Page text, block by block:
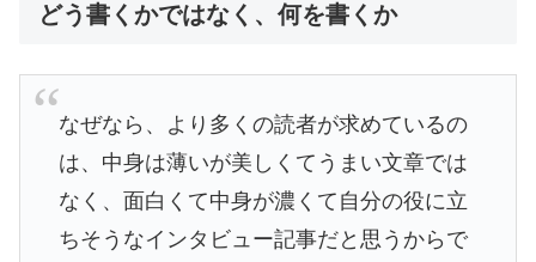
どう書くかではなく、何を書くか
なぜなら、より多くの読者が求めているの
は、中身は薄いが美しくてうまい文章では
なく、面白くて中身が濃くて自分の役に立
ちそうなインタビュー記事だと思うからで